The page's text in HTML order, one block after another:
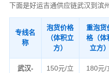
下面是好运吉通供应链武汉到滨
专线名
称
泡货价格
（体积立
方）
重泡货
格（体
立方）
武汉-
150元/立
180元/